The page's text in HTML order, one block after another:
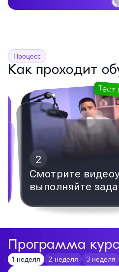
Процесс
Как проходит
2
Смотрите
выполняйте
Программа
1 неделя 2 неделя 3 неделя